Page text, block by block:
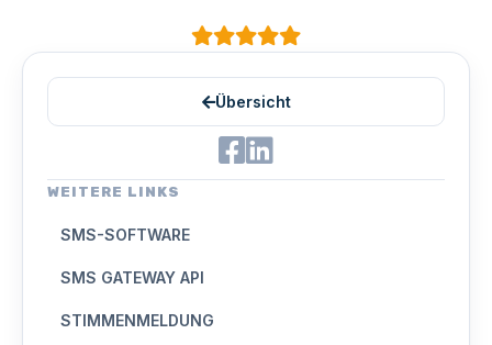
Übersicht
WEITERE LINKS
SMS-SOFTWARE
SMS GATEWAY API
STIMMENMELDUNG